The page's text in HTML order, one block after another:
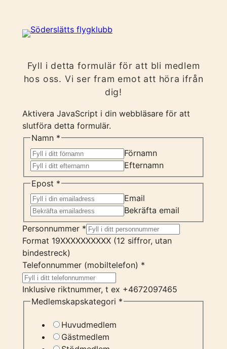
innehåll
Fyll i detta formulär för att bli medlem
hos oss. Vi ser fram emot att höra ifrån
dig!
Aktivera JavaScript i din webbläsare för att
slutföra detta formulär.
Namn *
Förnamn
Efternamn
Epost *
Email
Bekräfta email
Personnummer *
Format 19XXXXXXXXXX (12 siffror, utan
bindestreck)
Telefonnummer (mobiltelefon) *
Inklusive riktnummer, t ex +4672097465
Medlemskapskategori *
Huvudmedlem
Gästmedlem